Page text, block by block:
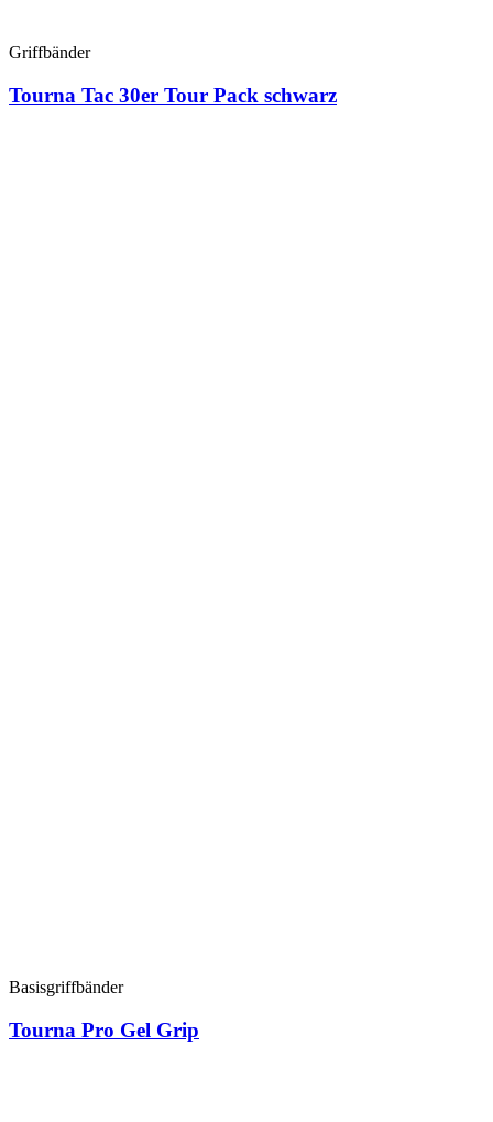
Griffbänder
Tourna Tac 30er Tour Pack schwarz
Basisgriffbänder
Tourna Pro Gel Grip